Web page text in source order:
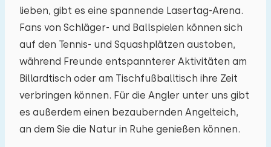
lieben, gibt es eine spannende Lasertag-Arena.
Fans von Schläger- und Ballspielen können sich
auf den Tennis- und Squashplätzen austoben,
während Freunde entspannterer Aktivitäten am
Billardtisch oder am Tischfußballtisch ihre Zeit
verbringen können. Für die Angler unter uns gibt
es außerdem einen bezaubernden Angelteich,
an dem Sie die Natur in Ruhe genießen können.